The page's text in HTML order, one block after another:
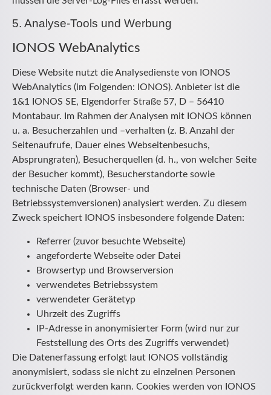
5. Analyse-Tools und Werbung
IONOS WebAnalytics
Diese Website nutzt die Analysedienste von IONOS
WebAnalytics (im Folgenden: IONOS). Anbieter ist die
1&1 IONOS SE, Elgendorfer Straße 57, D – 56410
Montabaur. Im Rahmen der Analysen mit IONOS können
u. a. Besucherzahlen und –verhalten (z. B. Anzahl der
Seitenaufrufe, Dauer eines Webseitenbesuchs,
Absprungraten), Besucherquellen (d. h., von welcher Seite
der Besucher kommt), Besucherstandorte sowie
technische Daten (Browser- und
Betriebssystemversionen) analysiert werden. Zu diesem
Zweck speichert IONOS insbesondere folgende Daten:
Referrer (zuvor besuchte Webseite)
angeforderte Webseite oder Datei
Browsertyp und Browserversion
verwendetes Betriebssystem
verwendeter Gerätetyp
Uhrzeit des Zugriffs
IP-Adresse in anonymisierter Form (wird nur zur
Feststellung des Orts des Zugriffs verwendet)
Die Datenerfassung erfolgt laut IONOS vollständig
anonymisiert, sodass sie nicht zu einzelnen Personen
zurückverfolgt werden kann. Cookies werden von IONOS